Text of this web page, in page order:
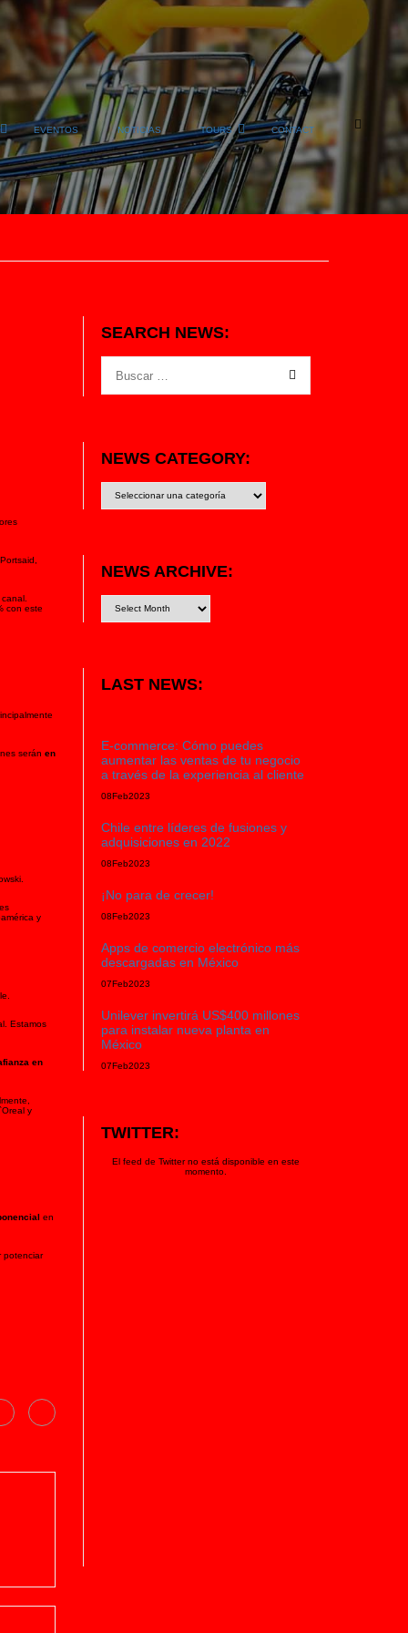
EVENTOS NOTICIAS TOURS CONTACT
con este
serán en
y
Estamos
en
y
en
potenciar
SEARCH NEWS:
NEWS CATEGORY:
category:
NEWS ARCHIVE:
LAST NEWS:
E-commerce: Cómo puedes
aumentar las ventas de tu negocio
a través de la experiencia al cliente
08Feb2023
Chile entre líderes de fusiones y
adquisiciones en 2022
08Feb2023
¡No para de crecer!
08Feb2023
Apps de comercio electrónico más
descargadas en México
07Feb2023
Unilever invertirá US$400 millones
para instalar nueva planta en
México
07Feb2023
TWITTER:
El feed de Twitter no está disponible en este
momento.